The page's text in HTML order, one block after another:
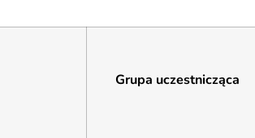
Grupa uczestnicząca